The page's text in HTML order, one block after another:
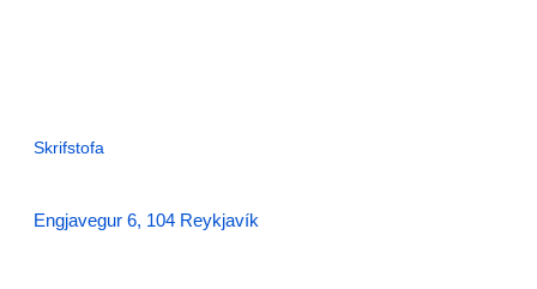
Skrifstofa
Engjavegur 6, 104 Reykjavík